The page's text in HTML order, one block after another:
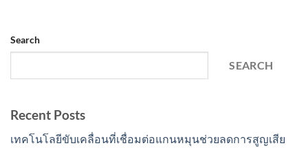
Search
SEARCH
Recent Posts
เทคโนโลยีขับเคลื่อนที่เชื่อมต่อแกนหมุนช่วยลดการสูญเสีย